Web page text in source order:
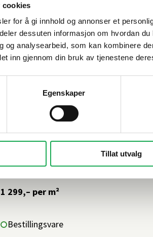
cookies
for å gi innhold og annonser et
dessuten informasjon om hvordan
og analysearbeid, som kan kombinere
inn gjennom din bruk av tjenestene
Egenskaper
Tillat utvalg
I Classici, Marina (matt) 10x10
1 299,– per m²
Bestillingsvare